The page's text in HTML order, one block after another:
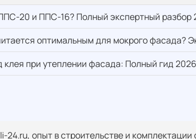
20 и ППС-16? Полный экспертный разбор
оптимальным для мокрого фасада?
клея при утеплении фасада: Полный гид 2026
24.ru, опыт в строительстве и